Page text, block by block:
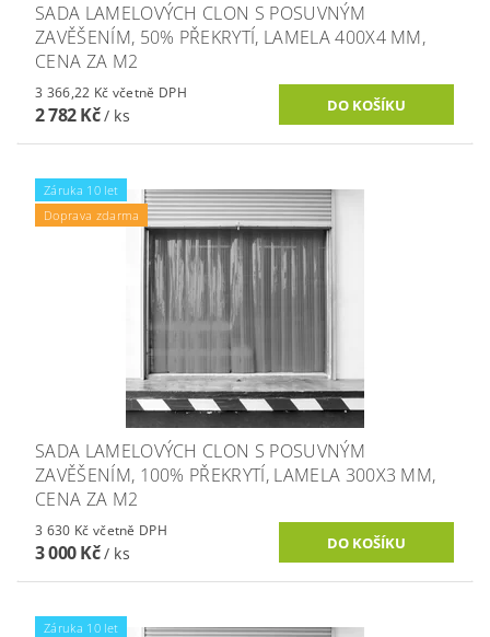
SADA LAMELOVÝCH CLON S POSUVNÝM
ZAVĚŠENÍM, 50% PŘEKRYTÍ, LAMELA 400X4 MM,
CENA ZA M2
3 366,22 Kč včetně DPH
2 782 Kč/ ks
Záruka 10 let
Doprava zdarma
SADA LAMELOVÝCH CLON S POSUVNÝM
ZAVĚŠENÍM, 100% PŘEKRYTÍ, LAMELA 300X3 MM,
CENA ZA M2
3 630 Kč včetně DPH
3 000 Kč/ ks
Záruka 10 let